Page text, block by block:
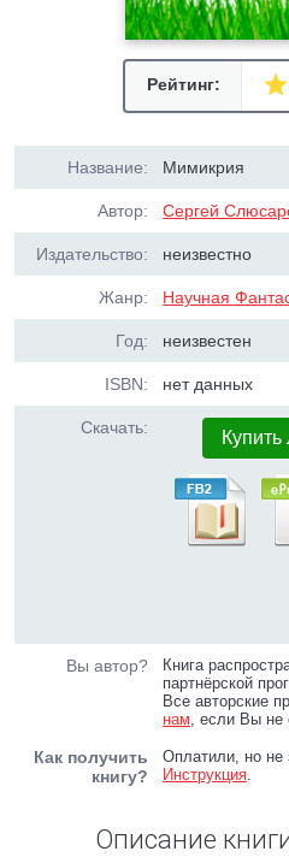
Рейтинг:
Название: Мимикрия
Автор: Сергей
Издательство: неизвестно
Жанр: Научная
Год: неизвестен
ISBN: нет данных
Скачать:
Вы автор?
Книга
партнёрской
Все авторские
нам, если Вы не
Как получить
книгу?
Оплатили, но не
Инструкция.
Описание